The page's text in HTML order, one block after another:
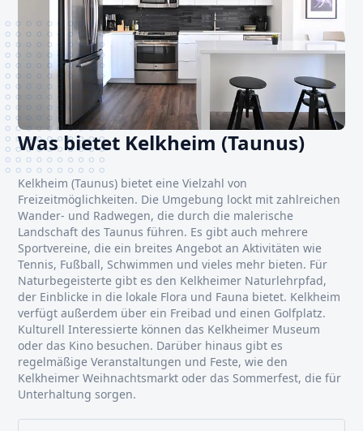
Was bietet Kelkheim (Taunus)
Kelkheim (Taunus) bietet eine Vielzahl von
Freizeitmöglichkeiten. Die Umgebung lockt mit zahlreichen
Wander- und Radwegen, die durch die malerische
Landschaft des Taunus führen. Es gibt auch mehrere
Sportvereine, die ein breites Angebot an Aktivitäten wie
Tennis, Fußball, Schwimmen und vieles mehr bieten. Für
Naturbegeisterte gibt es den Kelkheimer Naturlehrpfad,
der Einblicke in die lokale Flora und Fauna bietet. Kelkheim
verfügt außerdem über ein Freibad und einen Golfplatz.
Kulturell Interessierte können das Kelkheimer Museum
oder das Kino besuchen. Darüber hinaus gibt es
regelmäßige Veranstaltungen und Feste, wie den
Kelkheimer Weihnachtsmarkt oder das Sommerfest, die für
Unterhaltung sorgen.